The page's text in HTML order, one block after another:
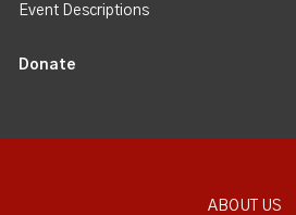
Event Descriptions
Donate
ABOUT US